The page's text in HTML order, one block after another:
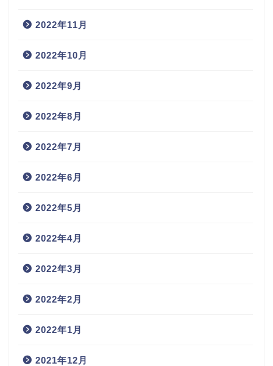
2022年11月
2022年10月
2022年9月
2022年8月
2022年7月
2022年6月
2022年5月
2022年4月
2022年3月
2022年2月
2022年1月
2021年12月